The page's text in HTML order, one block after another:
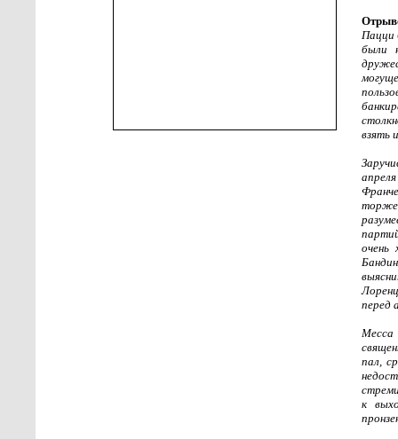
Пацци
были
взять
очень
перед
Месса
пал,
к